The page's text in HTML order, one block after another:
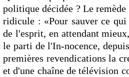
politique décidée ? Le
ridicule : «Pour sauver ce
de l'esprit, en attendant
le parti de l'In-nocence,
premières revendications la
et d'une chaîne de télévision